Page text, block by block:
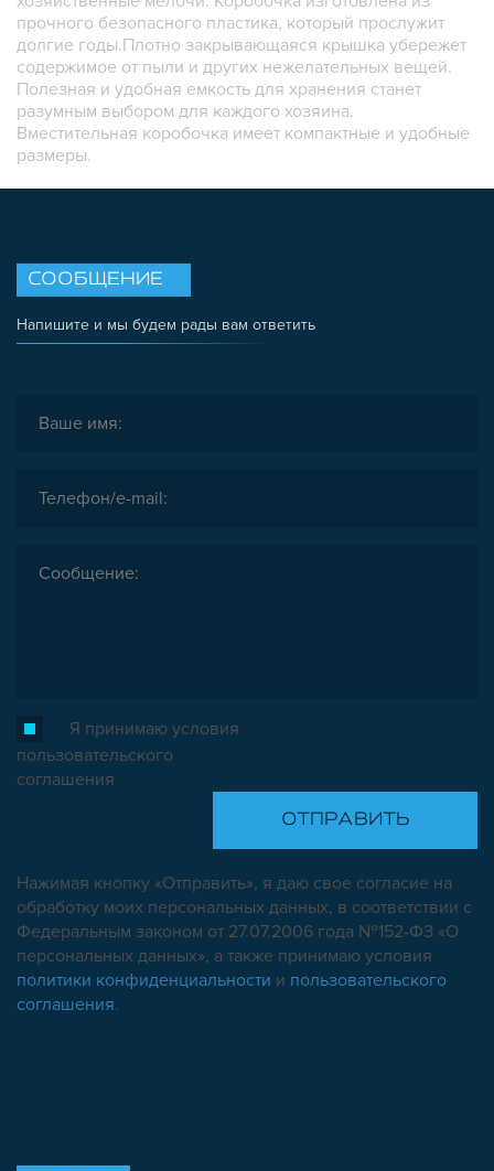
КВАДРАТНЫЕ
прочного безопасного пластика, который прослужит
долгие годы.Плотно закрывающаяся крышка убережет
содержимое от пыли и других нежелательных вещей.
Полезная и удобная емкость для хранения станет
разумным выбором для каждого хозяина.
Вместительная коробочка имеет компактные и удобные
размеры.
СООБЩЕНИЕ
Напишите и мы будем рады вам ответить
Я принимаю условия
пользовательского
соглашения
Нажимая кнопку «Отправить», я даю свое согласие на
обработку моих персональных данных, в соответствии с
Федеральным законом от 27.07.2006 года №152-ФЗ «О
персональных данных», а также принимаю условия
политики конфиденциальности и пользовательского
соглашения.